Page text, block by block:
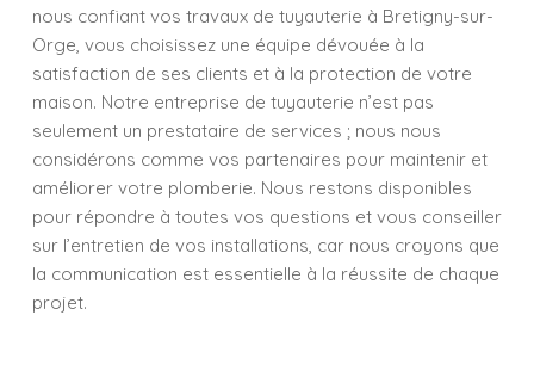
nous confiant vos travaux de tuyauterie à Bretigny-sur-
Orge, vous choisissez une équipe dévouée à la
satisfaction de ses clients et à la protection de votre
maison. Notre entreprise de tuyauterie n’est pas
seulement un prestataire de services ; nous nous
considérons comme vos partenaires pour maintenir et
améliorer votre plomberie. Nous restons disponibles
pour répondre à toutes vos questions et vous conseiller
sur l’entretien de vos installations, car nous croyons que
la communication est essentielle à la réussite de chaque
projet.